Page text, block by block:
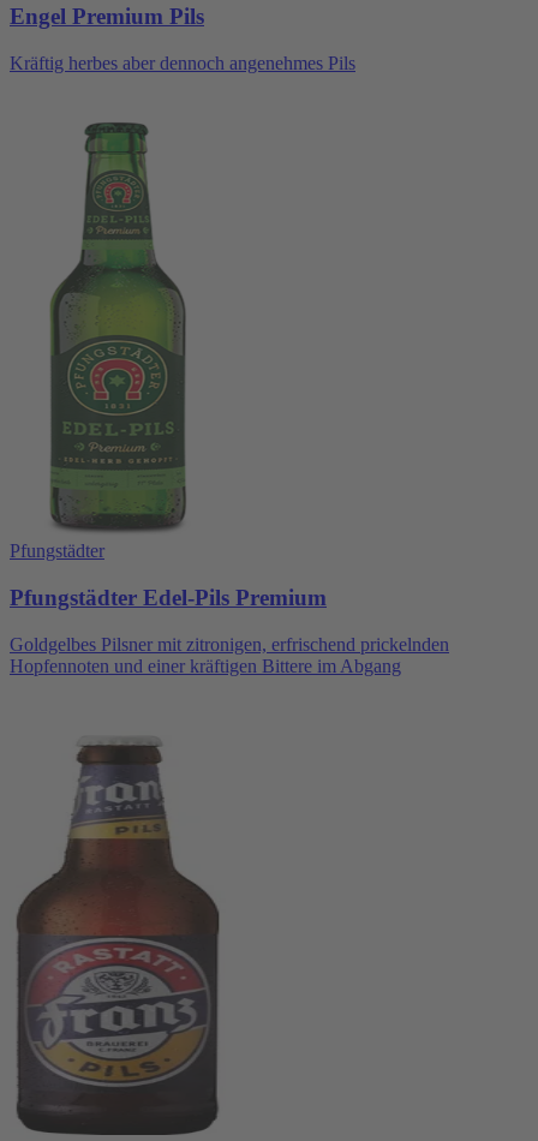
Engel Premium Pils
Kräftig herbes aber dennoch angenehmes Pils
Pfungstädter
Pfungstädter Edel-Pils Premium
Goldgelbes Pilsner mit zitronigen, erfrischend prickelnden
Hopfennoten und einer kräftigen Bittere im Abgang